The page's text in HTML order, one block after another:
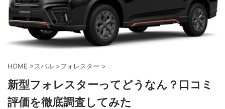
HOME >スバル >フォレスター >
新型フォレスターってどうなん？口コミ
評価を徹底調査してみた